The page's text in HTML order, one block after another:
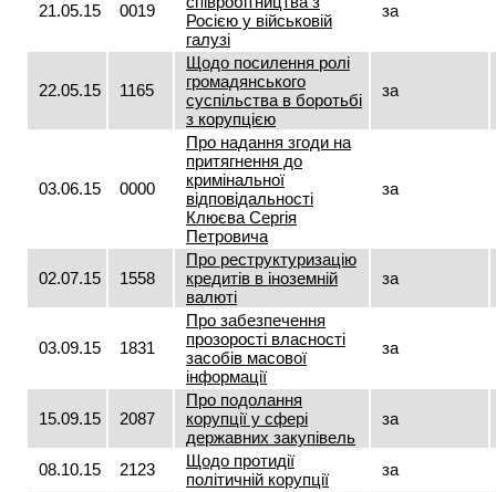
21.05.15 0019
Росією у військовій
галузі
за
22.05.15 1165
Щодо посилення ролі
громадянського
суспільства в боротьбі
з корупцією
за
03.06.15 0000
Про надання згоди на
притягнення до
кримінальної
відповідальності
Клюєва Сергія
Петровича
за
02.07.15 1558
Про реструктуризацію
кредитів в іноземній
валюті
за
03.09.15 1831
Про забезпечення
прозорості власності
засобів масової
інформації
за
15.09.15 2087
Про подолання
корупції у сфері
державних закупівель
за
08.10.15 2123
Щодо протидії
політичній корупції
за